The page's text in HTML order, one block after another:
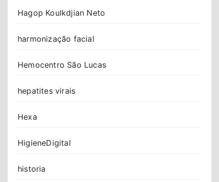
Hagop Koulkdjian Neto
harmonização facial
Hemocentro São Lucas
hepatites virais
Hexa
HigieneDigital
historia